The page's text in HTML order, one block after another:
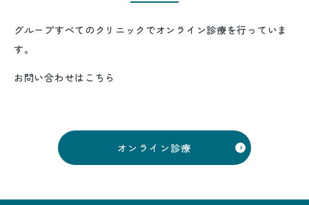
グループすべてのクリニックでオンライン診療を行っていま
す。
お問い合わせはこちら
オンライン診療